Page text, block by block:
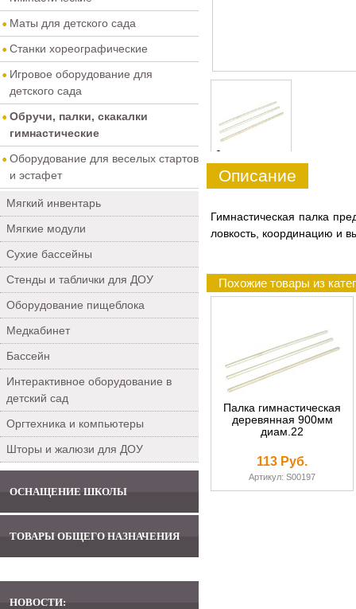
Маты для детского сада
Станки хореографические
Игровое оборудование для
детского сада
Обручи, палки, скакалки
гимнастические
Оборудование для веселых стартов
и эстафет
Мягкий инвентарь
Мягкие модули
Сухие бассейны
Стенды и таблички для ДОУ
Оборудование пищеблока
Медкабинет
Бассейн
Интерактивное оборудование в
детский сад
Оргтехника и компьютеры
Шторы и жалюзи для ДОУ
ОСНАЩЕНИЕ ШКОЛЫ
ТОВАРЫ ОБЩЕГО НАЗНАЧЕНИЯ
НОВОСТИ:
0
Описание
Гимнастическая палка
ловкость, координацию и
Похожие товары из
Палка гимнастическая
деревянная 900мм
диам.22
113 Руб.
Артикул: S00197